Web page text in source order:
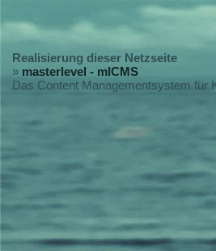
Realisierung dieser Netzseite
» masterlevel - mlCMS
Das Content Managementsystem für